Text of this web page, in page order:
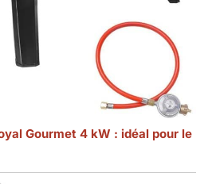
Gourmet 4 kW : idéal pour le